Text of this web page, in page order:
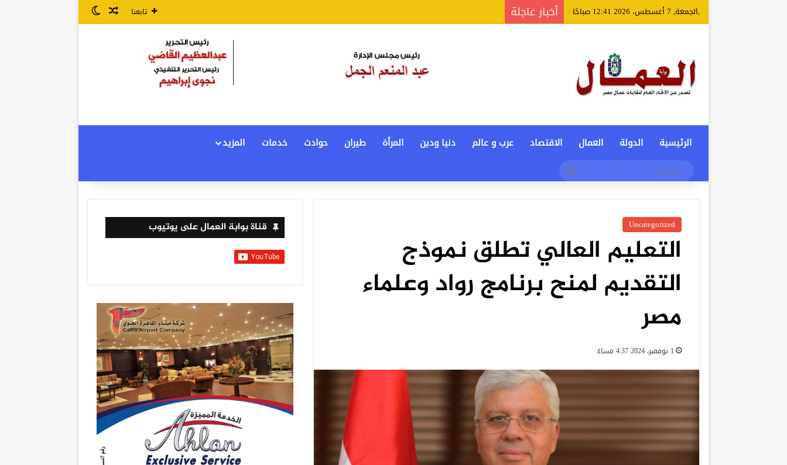
,الجمعة, 7 أغسطس، 2026 12:41 صباحًا أخبار عاجلة تابعنا مقال عشوائي
الوضع المظلم
الرئيسية الدولة العمال الاقتصاد عرب و عالم دنيا ودين المرأة طيران حوادث خدمات
المزيد
Uncategorized
التعليم العالي تطلق نموذج
التقديم لمنح برنامج رواد وعلماء
مصر
1 نوفمبر، 2024 4:37 مساءً
قناة بوابة العمال على يوتيوب